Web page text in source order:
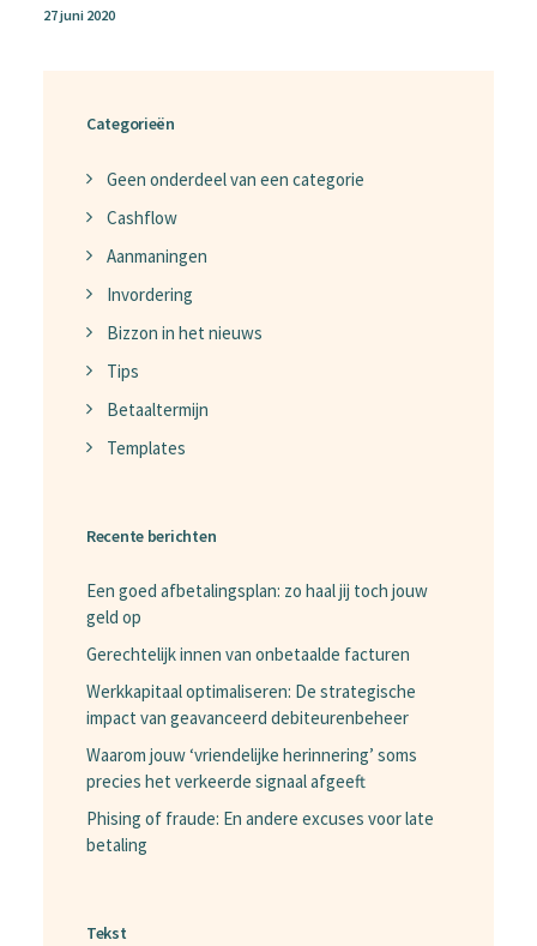
27 juni 2020
Categorieën
Geen onderdeel van een categorie
Cashflow
Aanmaningen
Invordering
Bizzon in het nieuws
Tips
Betaaltermijn
Templates
Recente berichten
Een goed afbetalingsplan: zo haal jij toch jouw
geld op
Gerechtelijk innen van onbetaalde facturen
Werkkapitaal optimaliseren: De strategische
impact van geavanceerd debiteurenbeheer
Waarom jouw ‘vriendelijke herinnering’ soms
precies het verkeerde signaal afgeeft
Phising of fraude: En andere excuses voor late
betaling
Tekst